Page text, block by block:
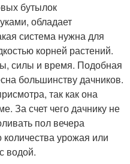
бутылок
обладает
система нужна для
корней растений.
силы и время. Подобная
большинству дачников.
так как она
За счет чего дачнику не
пол вечера
урожая или
водой.